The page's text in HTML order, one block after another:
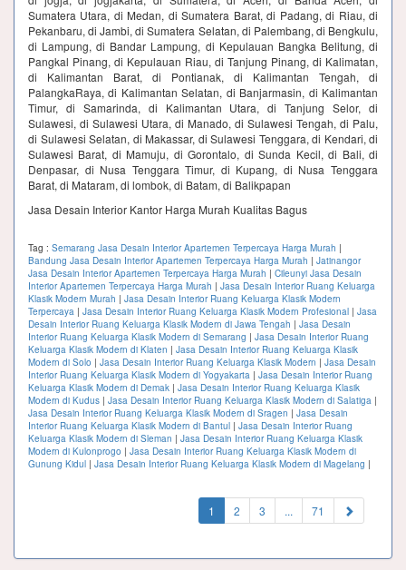
Sumatera Utara, di Medan, di Sumatera Barat, di Padang, di Riau, di
Pekanbaru, di Jambi, di Sumatera Selatan, di Palembang, di Bengkulu,
di Lampung, di Bandar Lampung, di Kepulauan Bangka Belitung, di
Pangkal Pinang, di Kepulauan Riau, di Tanjung Pinang, di Kalimatan,
di Kalimantan Barat, di Pontianak, di Kalimantan Tengah, di
PalangkaRaya, di Kalimantan Selatan, di Banjarmasin, di Kalimantan
Timur, di Samarinda, di Kalimantan Utara, di Tanjung Selor, di
Sulawesi, di Sulawesi Utara, di Manado, di Sulawesi Tengah, di Palu,
di Sulawesi Selatan, di Makassar, di Sulawesi Tenggara, di Kendari, di
Sulawesi Barat, di Mamuju, di Gorontalo, di Sunda Kecil, di Bali, di
Denpasar, di Nusa Tenggara Timur, di Kupang, di Nusa Tenggara
Barat, di Mataram, di lombok, di Batam, di Balikpapan
Jasa Desain Interior Kantor Harga Murah Kualitas Bagus
Tag : Semarang Jasa Desain Interior Apartemen Terpercaya Harga Murah |
Bandung Jasa Desain Interior Apartemen Terpercaya Harga Murah | Jatinangor
Jasa Desain Interior Apartemen Terpercaya Harga Murah | Cileunyi Jasa Desain
Interior Apartemen Terpercaya Harga Murah | Jasa Desain Interior Ruang Keluarga
Klasik Modern Murah | Jasa Desain Interior Ruang Keluarga Klasik Modern
Terpercaya | Jasa Desain Interior Ruang Keluarga Klasik Modern Profesional | Jasa
Desain Interior Ruang Keluarga Klasik Modern di Jawa Tengah | Jasa Desain
Interior Ruang Keluarga Klasik Modern di Semarang | Jasa Desain Interior Ruang
Keluarga Klasik Modern di Klaten | Jasa Desain Interior Ruang Keluarga Klasik
Modern di Solo | Jasa Desain Interior Ruang Keluarga Klasik Modern | Jasa Desain
Interior Ruang Keluarga Klasik Modern di Yogyakarta | Jasa Desain Interior Ruang
Keluarga Klasik Modern di Demak | Jasa Desain Interior Ruang Keluarga Klasik
Modern di Kudus | Jasa Desain Interior Ruang Keluarga Klasik Modern di Salatiga |
Jasa Desain Interior Ruang Keluarga Klasik Modern di Sragen | Jasa Desain
Interior Ruang Keluarga Klasik Modern di Bantul | Jasa Desain Interior Ruang
Keluarga Klasik Modern di Sleman | Jasa Desain Interior Ruang Keluarga Klasik
Modern di Kulonprogo | Jasa Desain Interior Ruang Keluarga Klasik Modern di
Gunung Kidul | Jasa Desain Interior Ruang Keluarga Klasik Modern di Magelang |
1 (current)
2 3 ... 71